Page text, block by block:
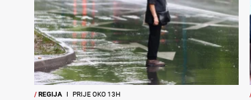
/REGIJA I PRIJE OKO 13H